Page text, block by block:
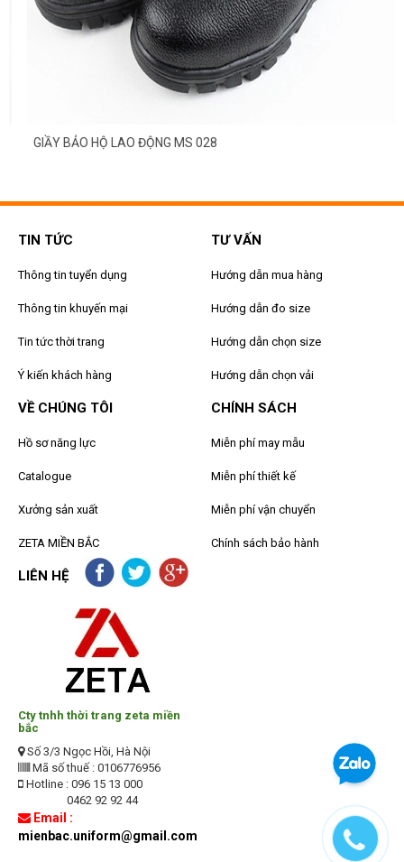
GIẦY BẢO HỘ LAO ĐỘNG MS 028
TIN TỨC
Thông tin tuyển dụng
Thông tin khuyến mại
Tin tức thời trang
Ý kiến khách hàng
TƯ VẤN
Hướng dẫn mua hàng
Hướng dẫn đo size
Hướng dẫn chọn size
Hướng dẫn chọn vải
VỀ CHÚNG TÔI
Hồ sơ năng lực
Catalogue
Xưởng sản xuất
ZETA MIỀN BẮC
CHÍNH SÁCH
Miễn phí may mẫu
Miễn phí thiết kế
Miễn phí vận chuyển
Chính sách bảo hành
LIÊN HỆ
Cty tnhh thời trang zeta miền
bắc
Số 3/3 Ngọc Hồi, Hà Nội
Mã số thuế : 0106776956
Hotline : 096 15 13 000
0462 92 92 44
Email :
mienbac.uniform@gmail.com